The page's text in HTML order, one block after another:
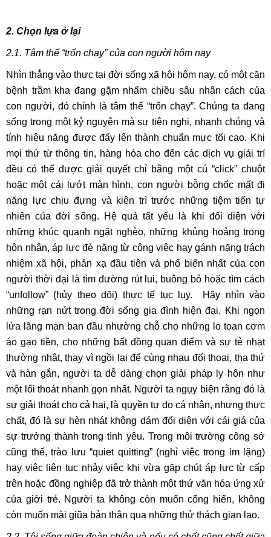
2. Chọn lựa ở lại
2.1. Tâm thế “trốn chạy” của con người hôm nay
Nhìn thẳng vào thực tại đời sống xã hội hôm nay, có một căn
bệnh trầm kha đang gặm nhấm chiều sâu nhân cách của
con người, đó chính là tâm thế “trốn chạy”. Chúng ta đang
sống trong một kỷ nguyên mà sự tiện nghi, nhanh chóng và
tính hiệu năng được đẩy lên thành chuẩn mực tối cao. Khi
mọi thứ từ thông tin, hàng hóa cho đến các dịch vụ giải trí
đều có thể được giải quyết chỉ bằng một cú “click” chuột
hoặc một cái lướt màn hình, con người bỗng chốc mất đi
năng lực chịu đựng và kiên trì trước những tiệm tiến tự
nhiên của đời sống. Hệ quả tất yếu là khi đối diện với
những khúc quanh ngặt nghèo, những khủng hoảng trong
hôn nhân, áp lực đè nặng từ công việc hay gánh nặng trách
nhiệm xã hội, phản xạ đầu tiên và phổ biến nhất của con
người thời đại là tìm đường rút lui, buông bỏ hoặc tìm cách
“unfollow” (hủy theo dõi) thực tế tục lụy. Hãy nhìn vào
những rạn nứt trong đời sống gia đình hiện đại. Khi ngọn
lửa lãng mạn ban đầu nhường chỗ cho những lo toan cơm
áo gạo tiền, cho những bất đồng quan điểm và sự tẻ nhạt
thường nhật, thay vì ngồi lại để cùng nhau đối thoại, tha thứ
và hàn gắn, người ta dễ dàng chọn giải pháp ly hôn như
một lối thoát nhanh gọn nhất. Người ta ngụy biện rằng đó là
sự giải thoát cho cả hai, là quyền tự do cá nhân, nhưng thực
chất, đó là sự hèn nhát không dám đối diện với cái giá của
sự trưởng thành trong tình yêu. Trong môi trường công sở
cũng thế, trào lưu “quiet quitting” (nghỉ việc trong im lặng)
hay việc liên tục nhảy việc khi vừa gặp chút áp lực từ cấp
trên hoặc đồng nghiệp đã trở thành một thứ văn hóa ứng xử
của giới trẻ. Người ta không còn muốn cống hiến, không
còn muốn mài giũa bản thân qua những thử thách gian lao.